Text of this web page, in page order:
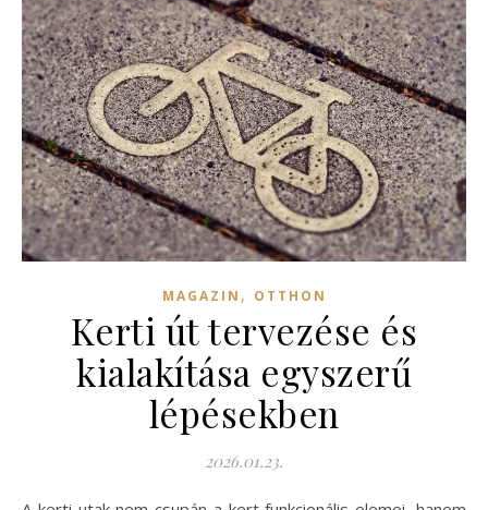
MAGAZIN , OTTHON
Kerti út tervezése és
kialakítása egyszerű
lépésekben
2026.01.23.